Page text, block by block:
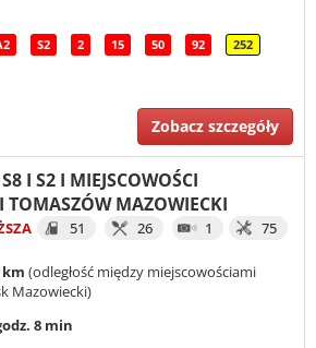
S2 2 15 50 92 252
Zobacz szczegóły
I S2 I MIEJSCOWOŚCI
TOMASZÓW MAZOWIECKI
51 26 1 75
km (odległość między miejscowościami
Mazowiecki)
8 min